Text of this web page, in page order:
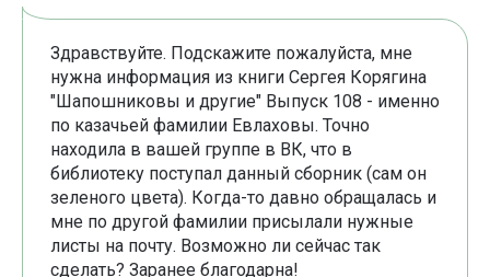
Здравствуйте. Подскажите пожалуйста, мне
нужна информация из книги Сергея Корягина
"Шапошниковы и другие" Выпуск 108 - именно
по казачьей фамилии Евлаховы. Точно
находила в вашей группе в ВК, что в
библиотеку поступал данный сборник (сам он
зеленого цвета). Когда-то давно обращалась и
мне по другой фамилии присылали нужные
листы на почту. Возможно ли сейчас так
сделать? Заранее благодарна!